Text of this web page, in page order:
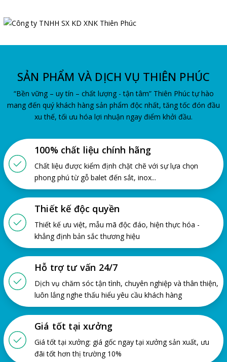
SẢN PHẨM VÀ DỊCH VỤ THIÊN PHÚC
“Bền vững – uy tín – chất lượng - tận tâm” Thiên Phúc tự hào
mang đến quý khách hàng sản phẩm độc nhất, tăng tốc đón đầu
xu thế, tối ưu hóa lợi nhuận ngay điểm khởi đầu.
100% chất liệu chính hãng
Chất liệu được kiểm định chặt chẽ với sự lựa chọn
phong phú từ gỗ balet đến sắt, inox...
Thiết kế độc quyền
Thiết kế ưu việt, mẫu mã độc đáo, hiện thực hóa -
khẳng định bản sắc thương hiệu
Hỗ trợ tư vấn 24/7
Dịch vụ chăm sóc tận tình, chuyên nghiệp và thân thiện,
luôn lắng nghe thấu hiểu yêu cầu khách hàng
Giá tốt tại xưởng
Giá tốt tại xưởng: giá gốc ngay tại xưởng sản xuất, ưu
đãi tốt hơn thị trường 10%